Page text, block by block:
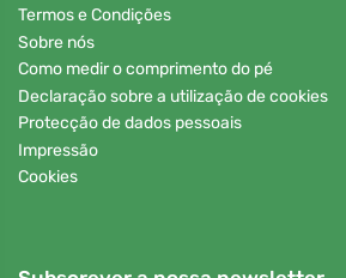
Termos e Condições
Sobre nós
Como medir o comprimento do pé
Declaração sobre a utilização de cookies
Protecção de dados pessoais
Impressão
Cookies